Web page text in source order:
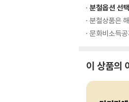
분철옵션 선
분철상품은
문화비소득
이 상품의